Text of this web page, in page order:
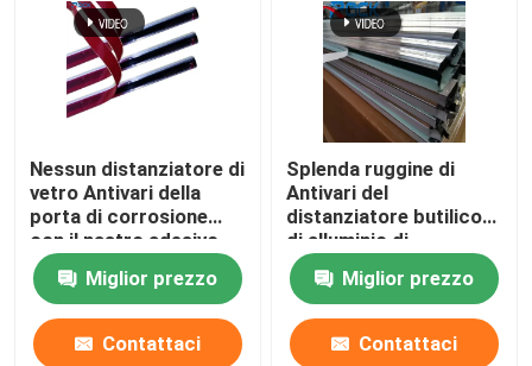
Nessun distanziatore di
vetro Antivari della
porta di corrosione
con il nastro adesivo
butilico
Miglior prezzo
Contattaci
Splenda ruggine di
Antivari del
distanziatore butilico
di alluminio di
superficie 1100 l'anti
per Windows di vetro
Miglior prezzo
Contattaci